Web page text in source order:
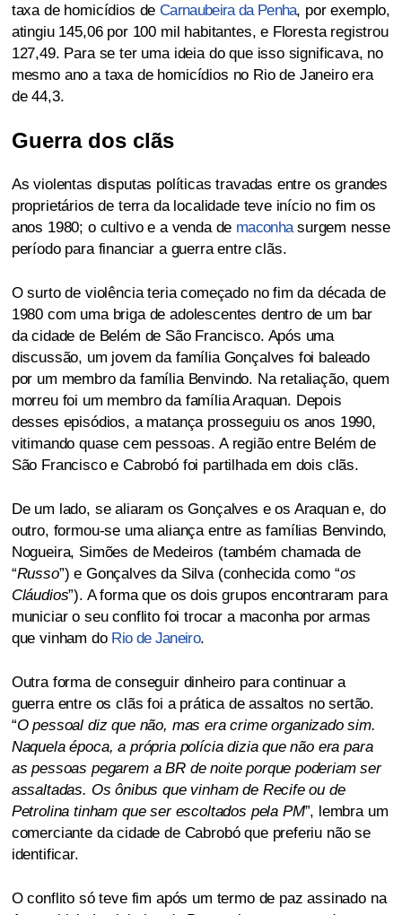
taxa de homicídios deCarnaubeira da Penha, por exemplo,
atingiu 145,06 por 100 mil habitantes, e Floresta registrou
127,49. Para se ter uma ideia do que isso significava, no
mesmo ano a taxa de homicídios no Rio de Janeiro era
de 44,3.
Guerra dos clãs
As violentas disputas políticas travadas entre os grandes
proprietários de terra da localidade teve início no fim os
anos 1980; o cultivo e a venda de maconhasurgem nesse
período para financiar a guerra entre clãs.
O surto de violência teria começado no fim da década de
1980 com uma briga de adolescentes dentro de um bar
da cidade de Belém de São Francisco. Após uma
discussão, um jovem da família Gonçalves foi baleado
por um membro da família Benvindo. Na retaliação, quem
morreu foi um membro da família Araquan. Depois
desses episódios, a matança prosseguiu os anos 1990,
vitimando quase cem pessoas. A região entre Belém de
São Francisco e Cabrobó foi partilhada em dois clãs.
De um lado, se aliaram os Gonçalves e os Araquan e, do
outro, formou-se uma aliança entre as famílias Benvindo,
Nogueira, Simões de Medeiros (também chamada de
“Russo”) e Gonçalves da Silva (conhecida como “os
Cláudios”). A forma que os dois grupos encontraram para
municiar o seu conflito foi trocar a maconha por armas
que vinham do Rio de Janeiro.
Outra forma de conseguir dinheiro para continuar a
guerra entre os clãs foi a prática de assaltos no sertão.
“O pessoal diz que não, mas era crime organizado sim.
Naquela época, a própria polícia dizia que não era para
as pessoas pegarem a BR de noite porque poderiam ser
assaltadas. Os ônibus que vinham de Recife ou de
Petrolina tinham que ser escoltados pela PM”, lembra um
comerciante da cidade de Cabrobó que preferiu não se
identificar.
O conflito só teve fim após um termo de paz assinado na